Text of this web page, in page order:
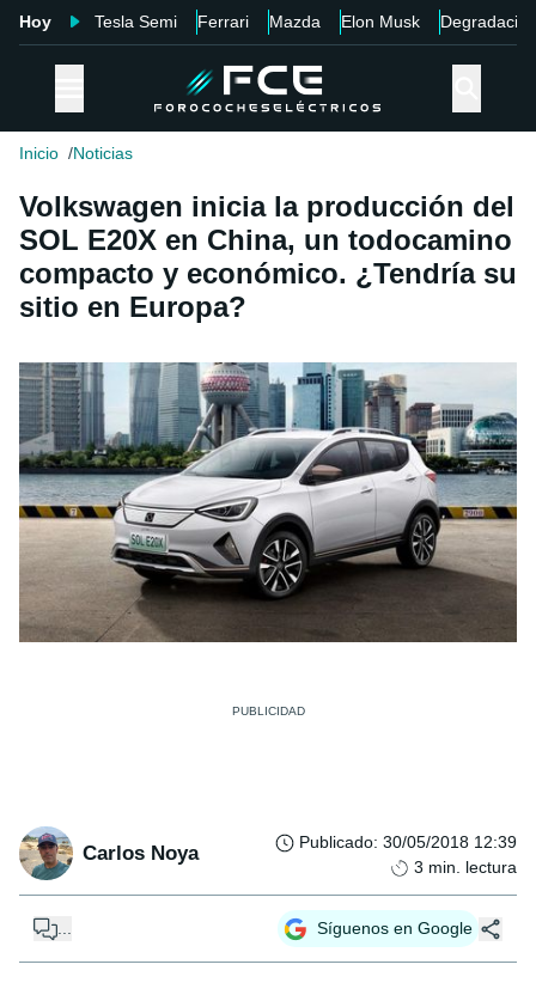
Hoy Tesla Semi Ferrari Mazda Elon Musk Degradación
Inicio Noticias
Volkswagen inicia la producción del
SOL E20X en China, un todocamino
compacto y económico. ¿Tendría su
sitio en Europa?
Carlos Noya Publicado: 30/05/2018 12:39
3 min. lectura
... Síguenos en Google